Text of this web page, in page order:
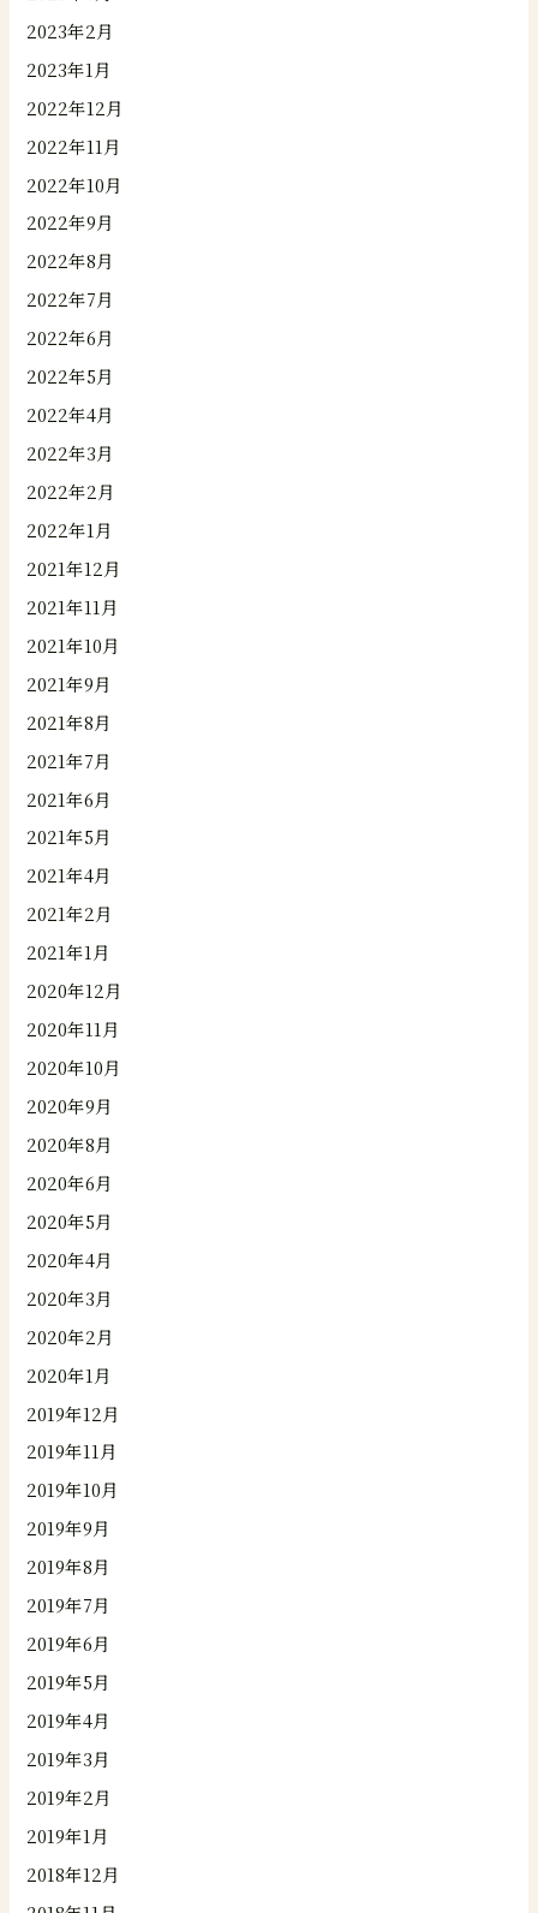
2023年2月
2023年1月
2022年12月
2022年11月
2022年10月
2022年9月
2022年8月
2022年7月
2022年6月
2022年5月
2022年4月
2022年3月
2022年2月
2022年1月
2021年12月
2021年11月
2021年10月
2021年9月
2021年8月
2021年7月
2021年6月
2021年5月
2021年4月
2021年2月
2021年1月
2020年12月
2020年11月
2020年10月
2020年9月
2020年8月
2020年6月
2020年5月
2020年4月
2020年3月
2020年2月
2020年1月
2019年12月
2019年11月
2019年10月
2019年9月
2019年8月
2019年7月
2019年6月
2019年5月
2019年4月
2019年3月
2019年2月
2019年1月
2018年12月